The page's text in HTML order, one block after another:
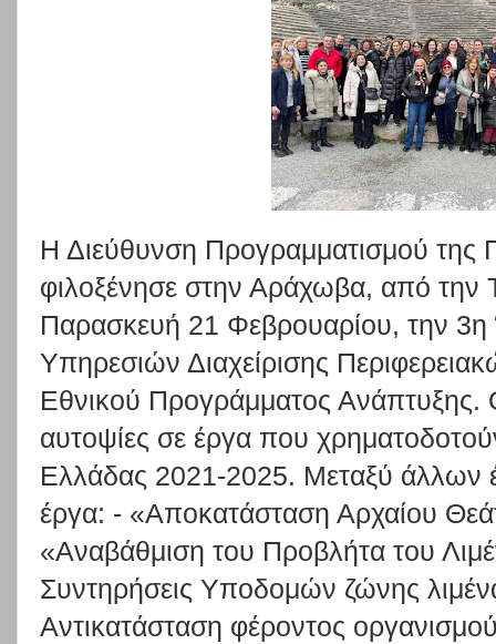
Η Διεύθυνση Προγραμματισμού της
φιλοξένησε στην Αράχωβα, από την
Παρασκευή 21 Φεβρουαρίου, την
Υπηρεσιών Διαχείρισης
Εθνικού Προγράμματος Ανάπτυξης.
αυτοψίες σε έργα που
Ελλάδας 2021-2025. Μεταξύ άλλων
έργα: - «Αποκατάσταση Αρχαίου
«Αναβάθμιση του Προβλήτα του
Συντηρήσεις Υποδομών ζώνης
Αντικατάσταση φέροντος